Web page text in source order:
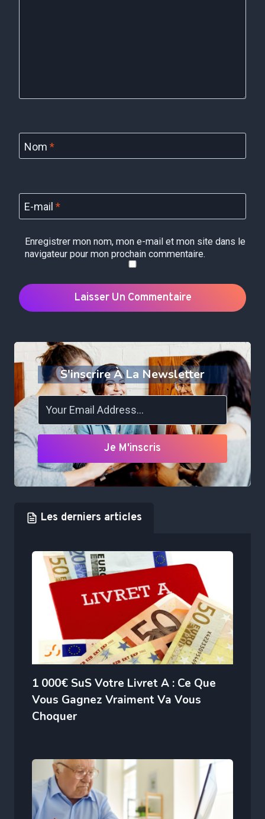
Nom *
E-mail *
Enregistrer mon nom, mon e-mail et mon site dans le
navigateur pour mon prochain commentaire.
S'inscrire À La Newsletter
Je M'inscris
Les derniers articles
1 000€ SuS Votre Livret A : Ce Que
Vous Gagnez Vraiment Va Vous
Choquer